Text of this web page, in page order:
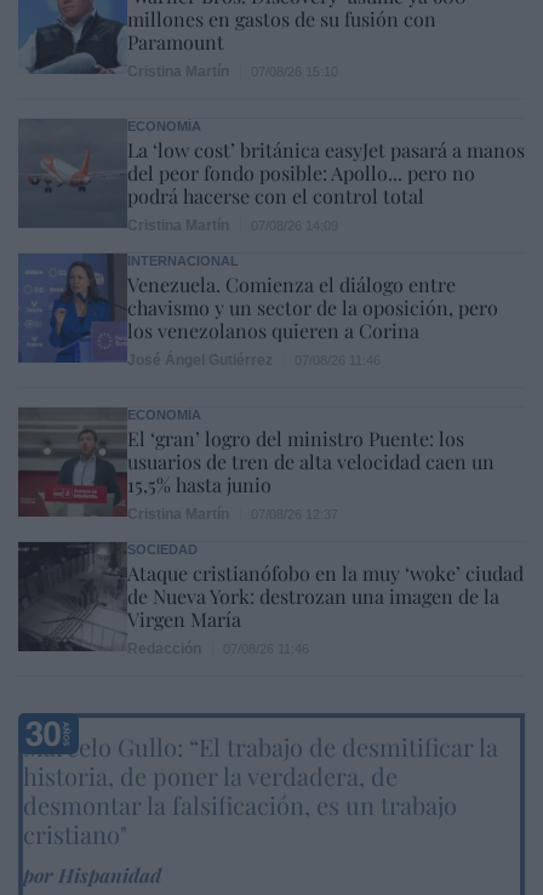
millones en gastos de su fusión con
Paramount
ECONOMÍA
La ‘low cost’ británica easyJet pasará a manos
del peor fondo posible: Apollo... pero no
podrá hacerse con el control total
INTERNACIONAL
Venezuela. Comienza el diálogo entre
chavismo y un sector de la oposición, pero
los venezolanos quieren a Corina
ECONOMÍA
El ‘gran’ logro del ministro Puente: los
usuarios de tren de alta velocidad caen un
15,5% hasta junio
SOCIEDAD
Ataque cristianófobo en la muy ‘woke’ ciudad
de Nueva York: destrozan una imagen de la
Virgen María
Marcelo Gullo: “El trabajo de desmitificar la
historia, de poner la verdadera, de
desmontar la falsificación, es un trabajo
cristiano"
por Hispanidad